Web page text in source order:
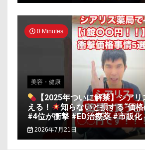
0 Minutes
美容・健康
【2025年ついに解禁】シア
える！
知らないと損する“価
#4位が衝撃 #ED治療薬 #市販化
2026年7月21日